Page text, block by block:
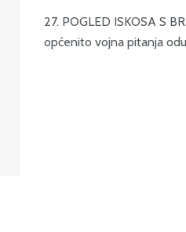
27. POGLED ISKOSA S
općenito vojna pitanja